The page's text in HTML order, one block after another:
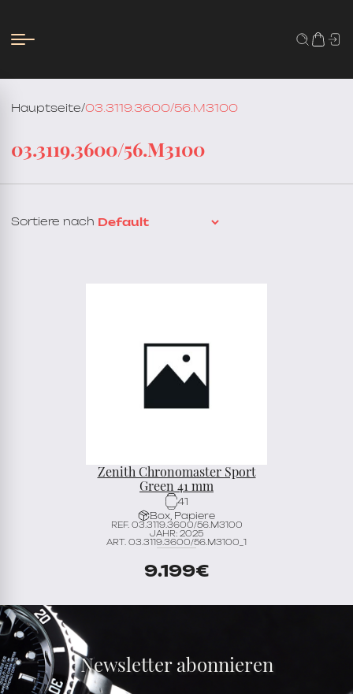
Hauptseite/03.3119.3600/56.M3100
03.3119.3600/56.M3100
Sortiere nach
Zenith Chronomaster Sport
Green 41 mm
41
Box, Papiere
REF. 03.3119.3600/56.M3100
JAHR: 2025
ART. 03.3119.3600/56.M3100_1
9.199€
Newsletter abonnieren